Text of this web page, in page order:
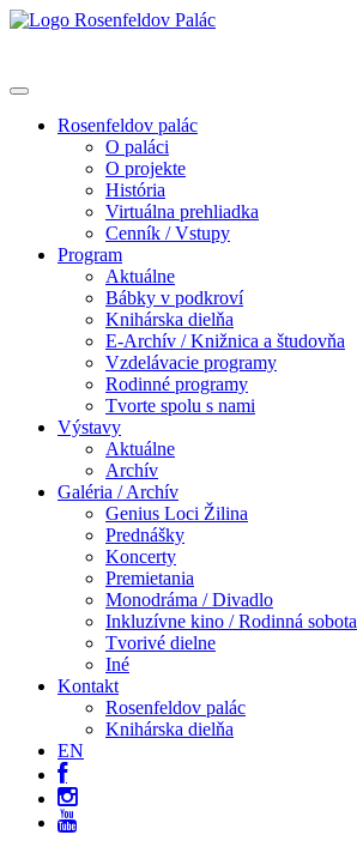
Rosenfeldov palác
O paláci
O projekte
História
Virtuálna prehliadka
Cenník / Vstupy
Program
Aktuálne
Bábky v podkroví
Knihárska dielňa
E-Archív / Knižnica a študovňa
Vzdelávacie programy
Rodinné programy
Tvorte spolu s nami
Výstavy
Aktuálne
Archív
Galéria / Archív
Genius Loci Žilina
Prednášky
Koncerty
Premietania
Monodráma / Divadlo
Inkluzívne kino / Rodinná sobota
Tvorivé dielne
Iné
Kontakt
Rosenfeldov palác
Knihárska dielňa
EN